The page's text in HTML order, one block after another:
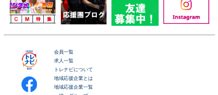
会員一覧
求人一覧
トレナビについて
地域応援企業とは
地域応援企業一覧